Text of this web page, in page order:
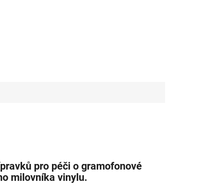
pro péči o gramofonové
milovníka vinylu.